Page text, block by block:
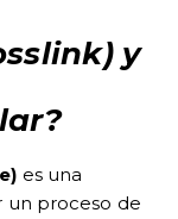
y
es una
un proceso de